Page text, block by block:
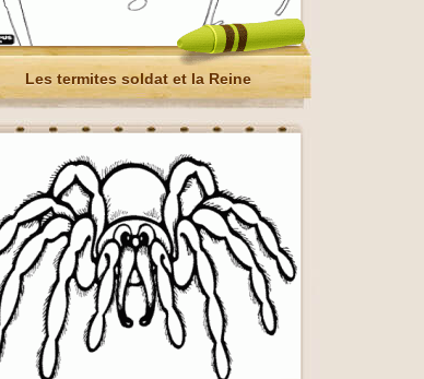
Les termites soldat et la Reine